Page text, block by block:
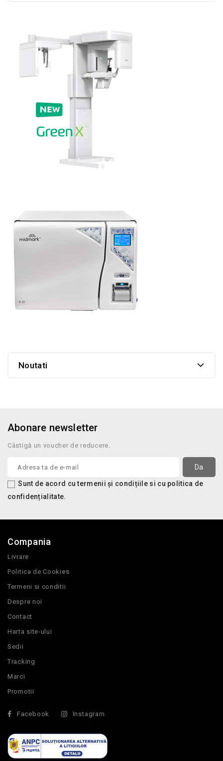
Noutati
Abonare newsletter
Câstigă un voucher de reducere.
Sunt de acord cu termenii și condițiile si cu politica de
confidențialitate.
Compania
Livrare
Politica de Cookies
Termeni si conditii
Despre noi
Contact
Harta site-ului
Sedii
Tracking
Marci
Promotii
Facebook Instagram